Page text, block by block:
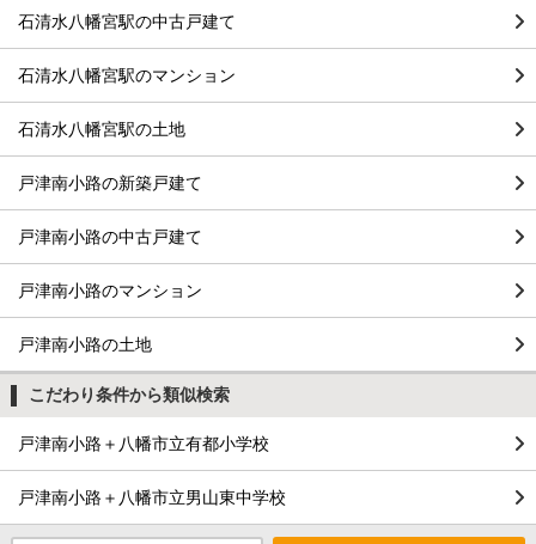
石清水八幡宮駅の中古戸建て
石清水八幡宮駅のマンション
石清水八幡宮駅の土地
戸津南小路の新築戸建て
戸津南小路の中古戸建て
戸津南小路のマンション
戸津南小路の土地
こだわり条件から類似検索
戸津南小路＋八幡市立有都小学校
戸津南小路＋八幡市立男山東中学校